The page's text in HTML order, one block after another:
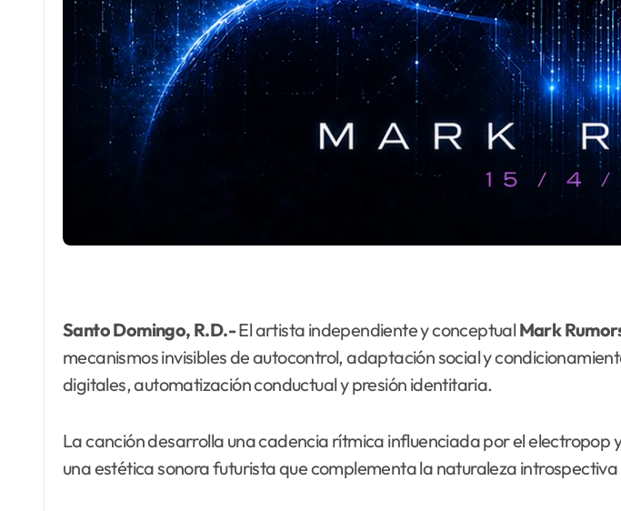
Santo Domingo, R.D.-El artista independiente y conceptual Mark
mecanismos invisibles de autocontrol, adaptación social y
digitales, automatización conductual y presión identitaria.
La canción desarrolla una cadencia rítmica influenciada por el
una estética sonora futurista que complementa la naturaleza